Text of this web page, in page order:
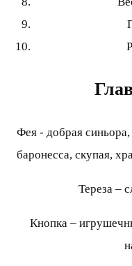
Фея - добрая синьора,
баронесса, скупая,
Тереза –
Кнопка –